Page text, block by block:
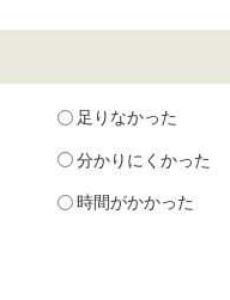
足りなかった
分かりにくかった
時間がかかった